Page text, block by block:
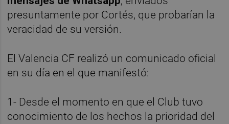
presuntamente por Cortés, que probarían la
veracidad de su versión.
El Valencia CF realizó un comunicado oficial
en su día en el que manifestó:
1- Desde el momento en que el Club tuvo
conocimiento de los hechos la prioridad del